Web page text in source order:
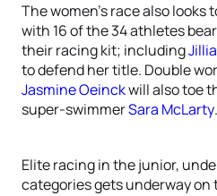
The women’s race also looks
with 16 of the 34 athletes
their racing kit; including
to defend her title. Double
Jasmine Oeinckwill also toe
super-swimmerSara McLarty.
Elite racing in the junior,
categories gets underway on